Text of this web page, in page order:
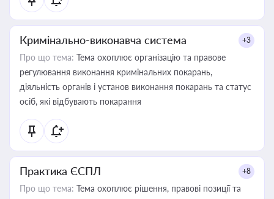
Кримінально-виконавча система +3
Про що тема: Тема охоплює організацію та правове
регулювання виконання кримінальних покарань,
діяльність органів і установ виконання покарань та статус
осіб, які відбувають покарання
Практика ЄСПЛ +8
Про що тема: Тема охоплює рішення, правові позиції та